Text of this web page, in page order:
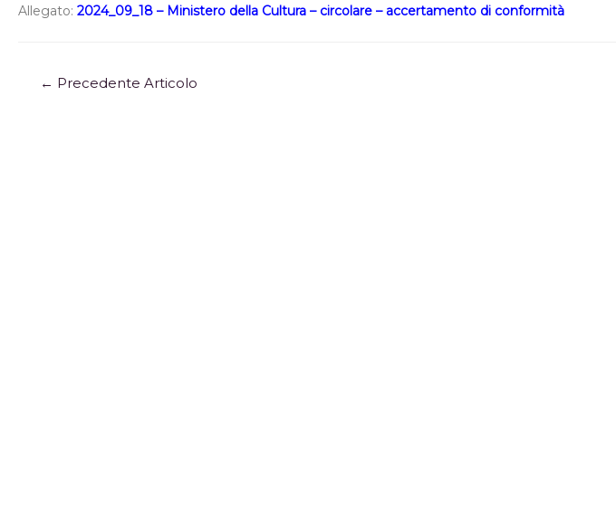
Allegato: 2024_09_18 – Ministero della Cultura – circolare – accertamento di conformità
← Precedente Articolo